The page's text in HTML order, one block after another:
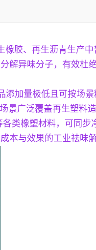
胶、再生沥青生产中
解异味分子，有效杜
添加量极低且可按场
景广泛覆盖再生塑料
类橡塑材料，可同步
本与效果的工业祛味解